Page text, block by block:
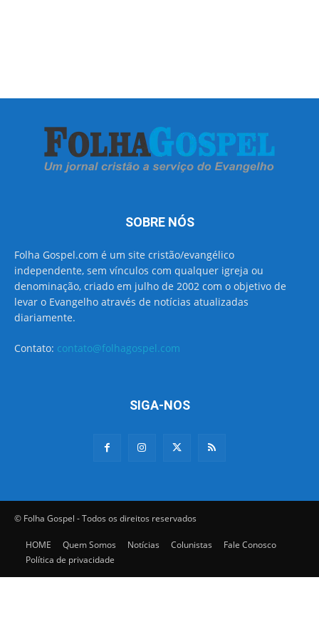
SOBRE NÓS
Folha Gospel.com é um site cristão/evangélico
independente, sem vínculos com qualquer igreja ou
denominação, criado em julho de 2002 com o objetivo de
levar o Evangelho através de notícias atualizadas
diariamente.
Contato: contato@folhagospel.com
SIGA-NOS
© Folha Gospel - Todos os direitos reservados
HOME Quem Somos Notícias Colunistas
Fale Conosco
Política de privacidade